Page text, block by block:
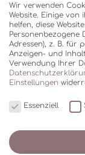
Wir verwenden
Website. Einige von
helfen, diese
Personenbezogene
Adressen), z. B. für
Anzeigen- und
Verwendung Ihrer
Einstellungen
Essenziell